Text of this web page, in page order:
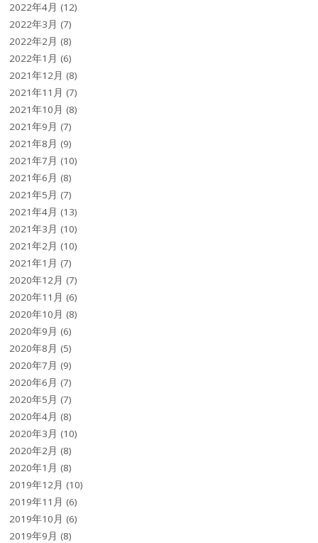
2022年4月 (12)
2022年3月 (7)
2022年2月 (8)
2022年1月 (6)
2021年12月 (8)
2021年11月 (7)
2021年10月 (8)
2021年9月 (7)
2021年8月 (9)
2021年7月 (10)
2021年6月 (8)
2021年5月 (7)
2021年4月 (13)
2021年3月 (10)
2021年2月 (10)
2021年1月 (7)
2020年12月 (7)
2020年11月 (6)
2020年10月 (8)
2020年9月 (6)
2020年8月 (5)
2020年7月 (9)
2020年6月 (7)
2020年5月 (7)
2020年4月 (8)
2020年3月 (10)
2020年2月 (8)
2020年1月 (8)
2019年12月 (10)
2019年11月 (6)
2019年10月 (6)
2019年9月 (8)